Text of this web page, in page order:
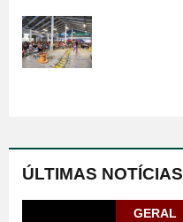
ÚLTIMAS NOTÍCIAS
GERAL